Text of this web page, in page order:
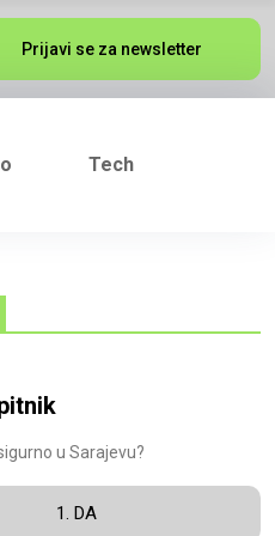
Prijavi se za newsletter
Tech
u Sarajevu?
1. DA